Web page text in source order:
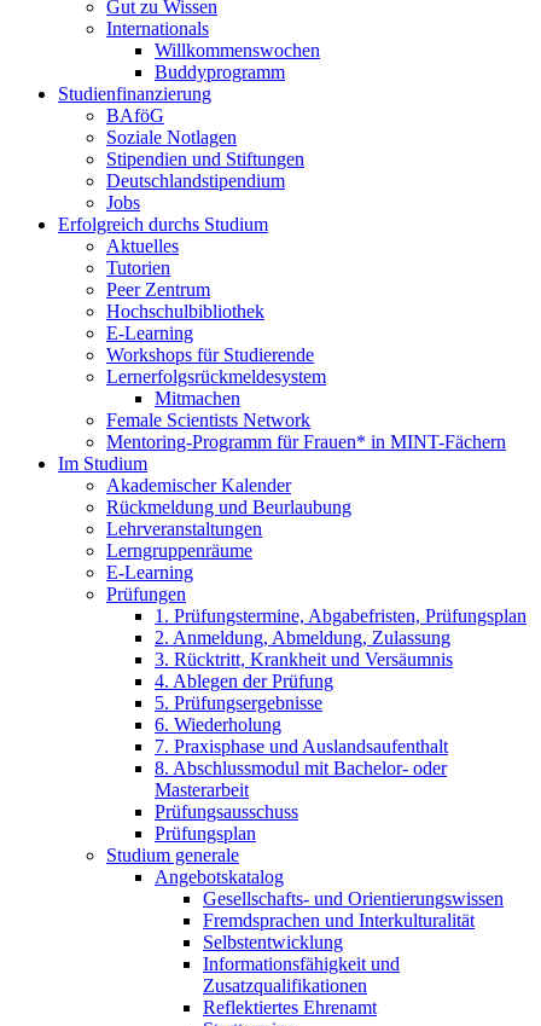
Gut zu Wissen
Internationals
Willkommenswochen
Buddyprogramm
Studienfinanzierung
BAföG
Soziale Notlagen
Stipendien und Stiftungen
Deutschlandstipendium
Jobs
Erfolgreich durchs Studium
Aktuelles
Tutorien
Peer Zentrum
Hochschulbibliothek
E-Learning
Workshops für Studierende
Lernerfolgsrückmeldesystem
Mitmachen
Female Scientists Network
Mentoring-Programm für Frauen* in MINT-Fächern
Im Studium
Akademischer Kalender
Rückmeldung und Beurlaubung
Lehrveranstaltungen
Lerngruppenräume
E-Learning
Prüfungen
1. Prüfungstermine, Abgabefristen, Prüfungsplan
2. Anmeldung, Abmeldung, Zulassung
3. Rücktritt, Krankheit und Versäumnis
4. Ablegen der Prüfung
5. Prüfungsergebnisse
6. Wiederholung
7. Praxisphase und Auslandsaufenthalt
8. Abschlussmodul mit Bachelor- oder
Masterarbeit
Prüfungsausschuss
Prüfungsplan
Studium generale
Angebotskatalog
Gesellschafts- und Orientierungswissen
Fremdsprachen und Interkulturalität
Selbstentwicklung
Informationsfähigkeit und
Zusatzqualifikationen
Reflektiertes Ehrenamt